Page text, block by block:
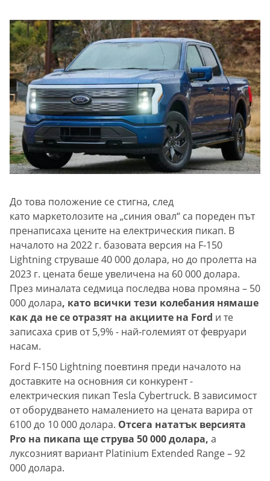
До това положение се стигна, след
като маркетолозите на „синия овал“ са пореден път
пренаписаха цените на електрическия пикап. В
началото на 2022 г. базовата версия на F-150
Lightning струваше 40 000 долара, но до пролетта на
2023 г. цената беше увеличена на 60 000 долара.
През миналата седмица последва нова промяна – 50
000 долара, като всички тези колебания нямаше
как да не се отразят на акциите на Ford и те
записаха срив от 5,9% - най-големият от февруари
насам.
Ford F-150 Lightning поевтиня преди началото на
доставките на основния си конкурент -
електрическия пикап Tesla Cybertruck. В зависимост
от оборудването намалението на цената варира от
6100 до 10 000 долара. Отсега нататък версията
Pro на пикапа ще струва 50 000 долара, а
луксозният вариант Platinium Extended Range – 92
000 долара.